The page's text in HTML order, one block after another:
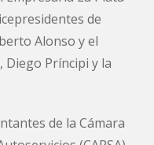
de
Alonso y el
Diego Príncipi y la
de la Cámara